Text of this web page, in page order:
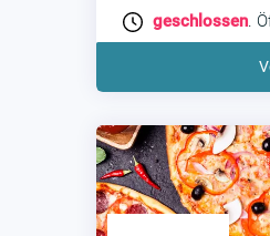
geschlossen.